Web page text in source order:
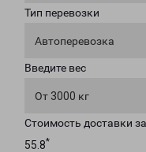
Тип перевозки
Автоперевозка
Введите вес
От 3000 кг
Стоимость доставки
55.8*